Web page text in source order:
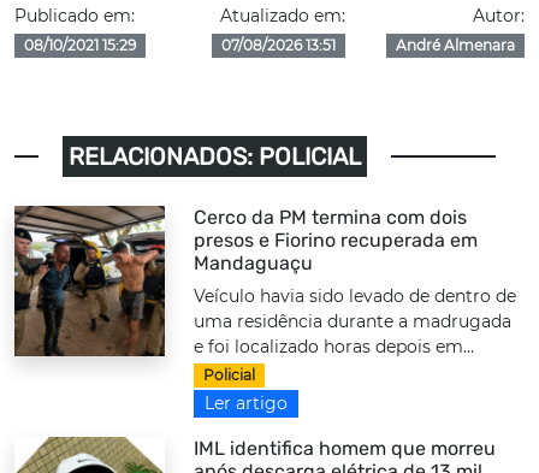
Publicado em:
08/10/2021 15:29
Atualizado em:
07/08/2026 13:51
Autor:
André Almenara
RELACIONADOS: POLICIAL
Cerco da PM termina com dois
presos e Fiorino recuperada em
Mandaguaçu
Veículo havia sido levado de dentro de
uma residência durante a madrugada
e foi localizado horas depois em...
Policial
Ler artigo
IML identifica homem que morreu